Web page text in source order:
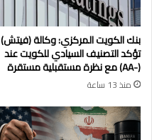
بنك الكويت المركزي: وكالة (فيتش)
تؤكد التصنيف السيادي للكويت عند
(-AA) مع نظرة مستقبلية مستقرة
منذ 13 ساعة